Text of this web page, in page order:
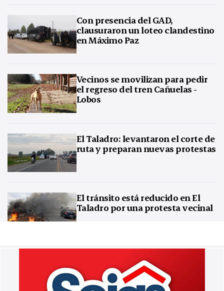
Con presencia del GAD,
clausuraron un loteo clandestino
en Máximo Paz
Vecinos se movilizan para pedir
el regreso del tren Cañuelas -
Lobos
El Taladro: levantaron el corte de
ruta y preparan nuevas protestas
El tránsito está reducido en El
Taladro por una protesta vecinal